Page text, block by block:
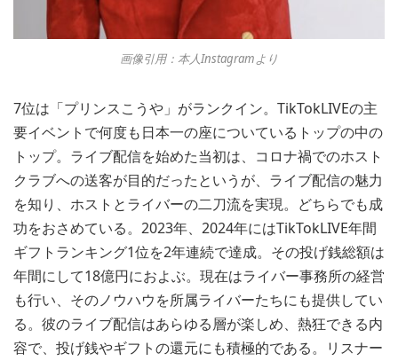
画像引用：本人Instagramより
7位は「プリンスこうや」がランクイン。TikTokLIVEの主
要イベントで何度も日本一の座についているトップの中の
トップ。ライブ配信を始めた当初は、コロナ禍でのホスト
クラブへの送客が目的だったというが、ライブ配信の魅力
を知り、ホストとライバーの二刀流を実現。どちらでも成
功をおさめている。2023年、2024年にはTikTokLIVE年間
ギフトランキング1位を2年連続で達成。その投げ銭総額は
年間にして18億円におよぶ。現在はライバー事務所の経営
も行い、そのノウハウを所属ライバーたちにも提供してい
る。彼のライブ配信はあらゆる層が楽しめ、熱狂できる内
容で、投げ銭やギフトの還元にも積極的である。リスナー